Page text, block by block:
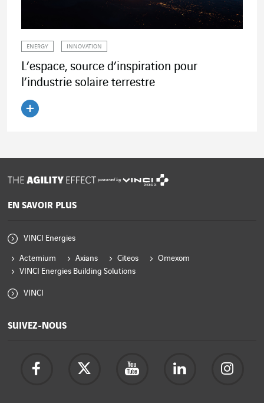
ENERGY INNOVATION
L’espace, source d’inspiration pour
l’industrie solaire terrestre
powered by
EN SAVOIR PLUS
VINCI Energies
Actemium Axians Citeos
Omexom
VINCI Energies Building Solutions
VINCI
SUIVEZ-NOUS